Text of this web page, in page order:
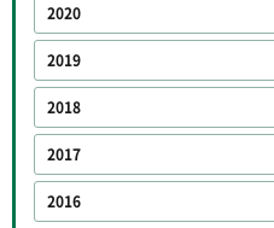
2020
2019
2018
2017
2016